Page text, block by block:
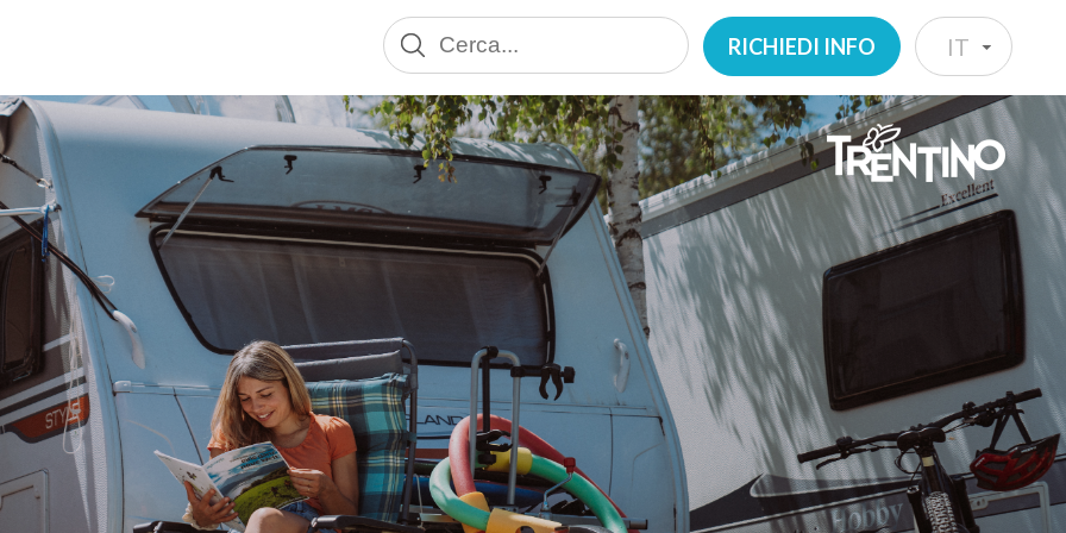
IT
IT
EN
DE
RICHIEDI INFO